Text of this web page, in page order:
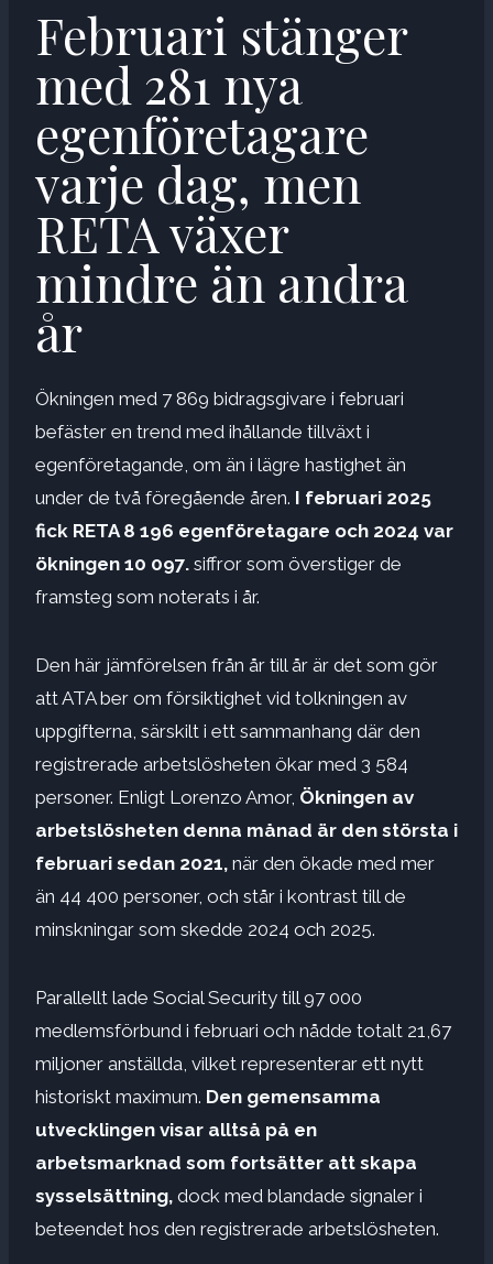
Februari stänger
med 281 nya
egenföretagare
varje dag, men
RETA växer
mindre än andra
år
Ökningen med 7 869 bidragsgivare i februari
befäster en trend med ihållande tillväxt i
egenföretagande, om än i lägre hastighet än
under de två föregående åren. I februari 2025
fick RETA 8 196 egenföretagare och 2024 var
ökningen 10 097. siffror som överstiger de
framsteg som noterats i år.
Den här jämförelsen från år till år är det som gör
att ATA ber om försiktighet vid tolkningen av
uppgifterna, särskilt i ett sammanhang där den
registrerade arbetslösheten ökar med 3 584
personer. Enligt Lorenzo Amor, Ökningen av
arbetslösheten denna månad är den största i
februari sedan 2021, när den ökade med mer
än 44 400 personer, och står i kontrast till de
minskningar som skedde 2024 och 2025.
Parallellt lade Social Security till 97 000
medlemsförbund i februari och nådde totalt 21,67
miljoner anställda, vilket representerar ett nytt
historiskt maximum. Den gemensamma
utvecklingen visar alltså på en
arbetsmarknad som fortsätter att skapa
sysselsättning, dock med blandade signaler i
beteendet hos den registrerade arbetslösheten.